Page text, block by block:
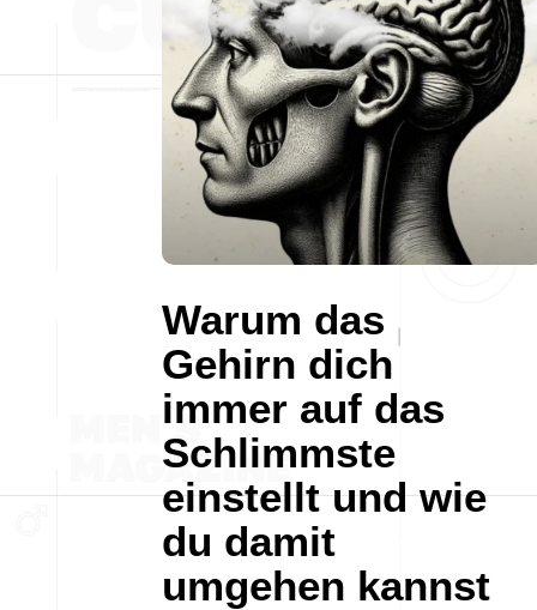
Warum das
Gehirn dich
immer auf das
Schlimmste
einstellt und wie
du damit
umgehen kannst